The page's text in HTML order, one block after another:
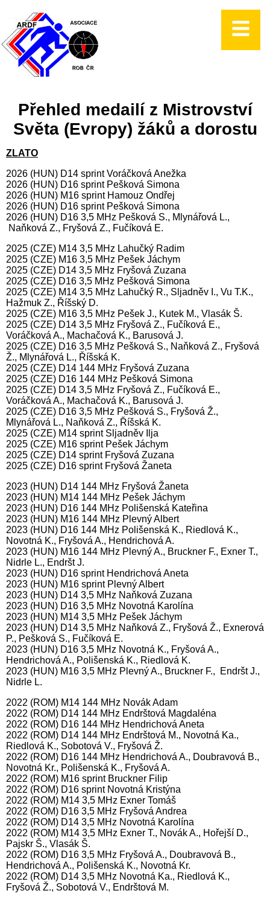
Přehled medailí z Mistrovství
Světa (Evropy) žáků a dorostu
ZLATO
2026 (HUN) D14 sprint Voráčková Anežka
2026 (HUN) D16 sprint Pešková Simona
2026 (HUN) M16 sprint Hamouz Ondřej
2026 (HUN) D16 sprint Pešková Simona
2026 (HUN) D16 3,5 MHz Pešková S., Mlynářová L.,
Naňková Z., Fryšová Z., Fučíková E.
2025 (CZE) M14 3,5 MHz Lahučký Radim
2025 (CZE) M16 3,5 MHz Pešek Jáchym
2025 (CZE) D14 3,5 MHz Fryšová Zuzana
2025 (CZE) D16 3,5 MHz Pešková Simona
2025 (CZE) M14 3,5 MHz Lahučký R., Sljadněv I., Vu T.K.,
Hažmuk Z., Říšský D.
2025 (CZE) M16 3,5 MHz Pešek J., Kutek M., Vlasák Š.
2025 (CZE) D14 3,5 MHz Fryšová Z., Fučíková E.,
Voráčková A., Machačová K., Barusová J.
2025 (CZE) D16 3,5 MHz Pešková S., Naňková Z., Fryšová
Ž., Mlynářová L., Říšská K.
2025 (CZE) D14 144 MHz Fryšová Zuzana
2025 (CZE) D16 144 MHz Pešková Simona
2025 (CZE) D14 3,5 MHz Fryšová Z., Fučíková E.,
Voráčková A., Machačová K., Barusová J.
2025 (CZE) D16 3,5 MHz Pešková S., Fryšová Ž.,
Mlynářová L., Naňková Z., Říšská K.
2025 (CZE) M14 sprint Sljadněv Ilja
2025 (CZE) M16 sprint Pešek Jáchym
2025 (CZE) D14 sprint Fryšová Zuzana
2025 (CZE) D16 sprint Fryšová Žaneta
2023 (HUN) D14 144 MHz Fryšová Žaneta
2023 (HUN) M14 144 MHz Pešek Jáchym
2023 (HUN) D16 144 MHz Polišenská Kateřina
2023 (HUN) M16 144 MHz Plevný Albert
2023 (HUN) D16 144 MHz Polišenská K., Riedlová K.,
Novotná K., Fryšová A., Hendrichová A.
2023 (HUN) M16 144 MHz Plevný A., Bruckner F., Exner T.,
Nidrle L., Endršt J.
2023 (HUN) D16 sprint Hendrichová Aneta
2023 (HUN) M16 sprint Plevný Albert
2023 (HUN) D14 3,5 MHz Naňková Zuzana
2023 (HUN) D16 3,5 MHz Novotná Karolína
2023 (HUN) M14 3,5 MHz Pešek Jáchym
2023 (HUN) D14 3,5 MHz Naňková Z., Fryšová Ž., Exnerová
P., Pešková S., Fučíková E.
2023 (HUN) D16 3,5 MHz Novotná K., Fryšová A.,
Hendrichová A., Polišenská K., Riedlová K.
2023 (HUN) M16 3,5 MHz Plevný A., Bruckner F., Endršt J.,
Nidrle L.
2022 (ROM) M14 144 MHz Novák Adam
2022 (ROM) D14 144 MHz Endrštová Magdaléna
2022 (ROM) D16 144 MHz Hendrichová Aneta
2022 (ROM) D14 144 MHz Endrštová M., Novotná Ka.,
Riedlová K., Sobotová V., Fryšová Ž.
2022 (ROM) D16 144 MHz Hendrichová A., Doubravová B.,
Novotná Kr., Polišenská K., Fryšová A.
2022 (ROM) M16 sprint Bruckner Filip
2022 (ROM) D16 sprint Novotná Kristýna
2022 (ROM) M14 3,5 MHz Exner Tomáš
2022 (ROM) D16 3,5 MHz Fryšová Andrea
2022 (ROM) D14 3,5 MHz Novotná Karolína
2022 (ROM) M14 3,5 MHz Exner T., Novák A., Hořejší D.,
Pajskr Š., Vlasák Š.
2022 (ROM) D16 3,5 MHz Fryšová A., Doubravová B.,
Hendrichová A., Polišenská K., Novotná Kr.
2022 (ROM) D14 3,5 MHz Novotná Ka., Riedlová K.,
Fryšová Ž., Sobotová V., Endrštová M.